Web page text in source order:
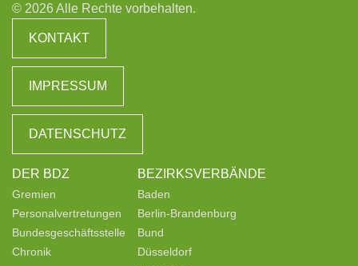
© 2026 Alle Rechte vorbehalten.
KONTAKT
IMPRESSUM
DATENSCHUTZ
DER BDZ
Gremien
Personalvertretungen
Bundesgeschäftsstelle
Chronik
BEZIRKSVERBÄNDE
Baden
Berlin-Brandenburg
Bund
Düsseldorf